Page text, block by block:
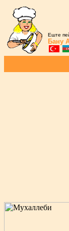
Еште
Бану